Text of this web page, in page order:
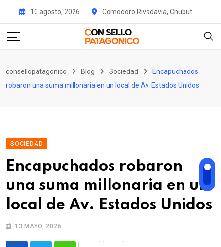
content
10 agosto, 2026 Comodoro Rivadavia, Chubut
consellopatagonico Blog Sociedad
Encapuchados
robaron una suma millonaria en un local de Av. Estados Unidos
SOCIEDAD
Encapuchados robaron
una suma millonaria en un
local de Av. Estados Unidos
13 MAYO, 2026